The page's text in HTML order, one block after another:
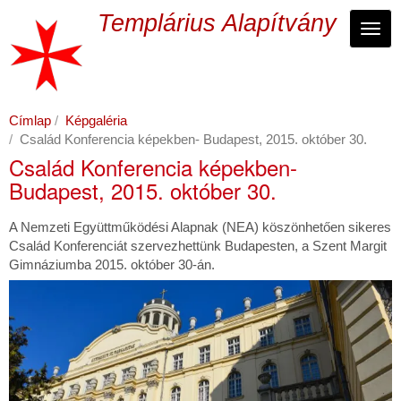
tartalomra
Templárius Alapítvány
Címlap
Képgaléria
Család Konferencia képekben- Budapest, 2015. október 30.
Család Konferencia képekben-
Budapest, 2015. október 30.
A Nemzeti Együttműködési Alapnak (NEA) köszönhetően sikeres
Család Konferenciát szervezhettünk Budapesten, a Szent Margit
Gimnáziumba 2015. október 30-án.